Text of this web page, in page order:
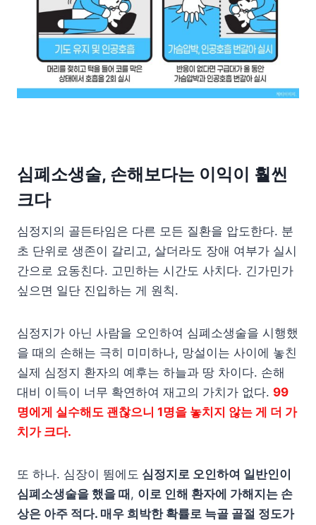
심폐소생술, 손해보다는 이익이 훨씬
크다
심정지의 골든타임은 다른 모든 질환을 압도한다. 분
초 단위로 생존이 갈리고, 살더라도 장애 여부가 실시
간으로 요동친다. 고민하는 시간도 사치다. 긴가민가
싶으면 일단 진입하는 게 원칙.
심정지가 아닌 사람을 오인하여 심폐소생술을 시행했
을 때의 손해는 극히 미미하나, 망설이는 사이에 놓친
실제 심정지 환자의 예후는 하늘과 땅 차이다. 손해
대비 이득이 너무 확연하여 재고의 가치가 없다. 99
명에게 실수해도 괜찮으니 1명을 놓치지 않는 게 더 가
치가 크다.
또 하나. 심장이 뜀에도 심정지로 오인하여 일반인이
심폐소생술을 했을 때 , 이로 인해 환자에 가해지는 손
상은 아주 적다. 매우 희박한 확률로 늑골 골절 정도가